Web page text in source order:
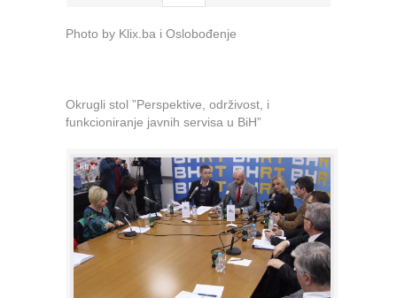
Photo by Klix.ba i Oslobođenje
Okrugli stol ”Perspektive, održivost, i
funkcioniranje javnih servisa u BiH”